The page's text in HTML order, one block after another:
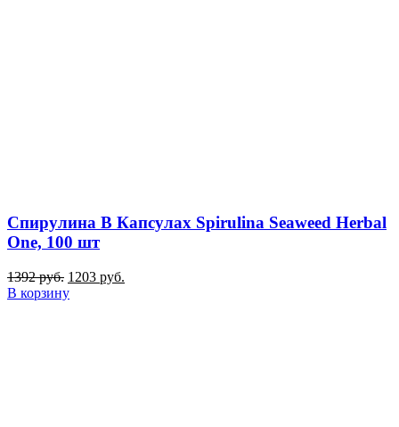
Спирулина В Капсулах Spirulina Seaweed Herbal
One, 100 шт
1392руб. 1203 руб.
В корзину